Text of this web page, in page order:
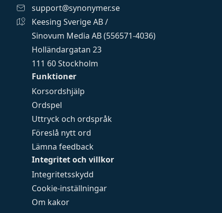
Funktioner
Korsordshjälp
Ordspel
Uttryck och ordspråk
Föreslå nytt ord
Lämna feedback
Integritet och villkor
Integritetsskydd
Cookie-inställningar
Om kakor
support@synonymer.se
Keesing Sverige AB /
Sinovum Media AB (556571-4036)
Holländargatan 23
111 60 Stockholm